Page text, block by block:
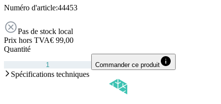
Numéro d'article:44453
Pas de stock local
Prix hors TVA€ 99,00
Quantité
Commander ce produit
Spécifications techniques